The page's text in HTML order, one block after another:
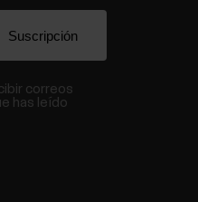
correos
has leído